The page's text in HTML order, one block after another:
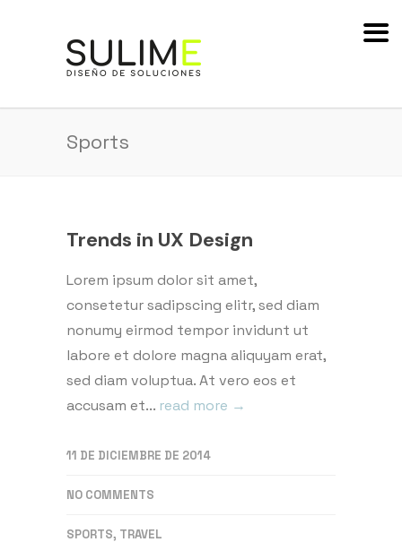
Sports
Trends in UX Design
Lorem ipsum dolor sit amet,
consetetur sadipscing elitr, sed diam
nonumy eirmod tempor invidunt ut
labore et dolore magna aliquyam erat,
sed diam voluptua. At vero eos et
accusam et... read more →
11 DE DICIEMBRE DE 2014
NO COMMENTS
SPORTS, TRAVEL